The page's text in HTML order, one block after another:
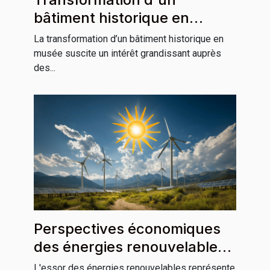
bâtiment historique en
musée : impact et
perspectives
La transformation d’un bâtiment historique en
musée suscite un intérêt grandissant auprès
des...
Perspectives économiques
des énergies renouvelables
dans les pays en